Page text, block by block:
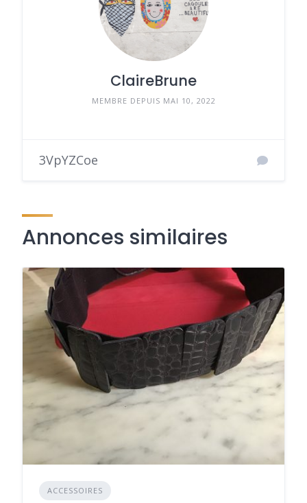
ClaireBrune
MEMBRE DEPUIS MAI 10, 2022
3VpYZCoe
Annonces similaires
ACCESSOIRES